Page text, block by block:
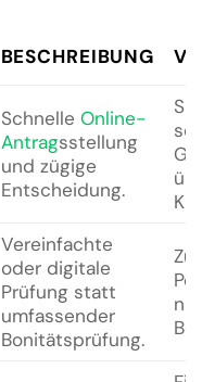
BESCHREIBUNG
Schnelle Online-
Antragsstellung
und zügige
Entscheidung.
Vereinfachte
oder digitale
Prüfung statt
umfassender
Bonitätsprüfung.